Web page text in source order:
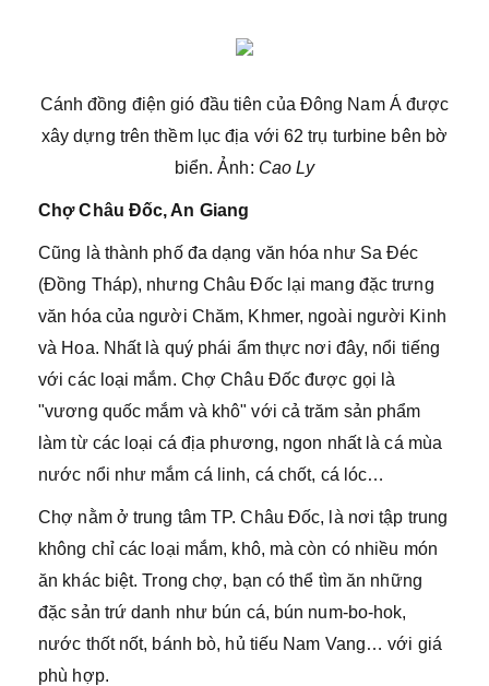
Cánh đồng điện gió đầu tiên của Đông Nam Á được
xây dựng trên thềm lục địa với 62 trụ turbine bên bờ
biển. Ảnh: Cao Ly
Chợ Châu Đốc, An Giang
Cũng là thành phố đa dạng văn hóa như Sa Đéc
(Đồng Tháp), nhưng Châu Đốc lại mang đặc trưng
văn hóa của người Chăm, Khmer, ngoài người Kinh
và Hoa. Nhất là quý phái ẩm thực nơi đây, nổi tiếng
với các loại mắm. Chợ Châu Đốc được gọi là
"vương quốc mắm và khô" với cả trăm sản phẩm
làm từ các loại cá địa phương, ngon nhất là cá mùa
nước nổi như mắm cá linh, cá chốt, cá lóc…
Chợ nằm ở trung tâm TP. Châu Đốc, là nơi tập trung
không chỉ các loại mắm, khô, mà còn có nhiều món
ăn khác biệt. Trong chợ, bạn có thể tìm ăn những
đặc sản trứ danh như bún cá, bún num-bo-hok,
nước thốt nốt, bánh bò, hủ tiếu Nam Vang… với giá
phù hợp.